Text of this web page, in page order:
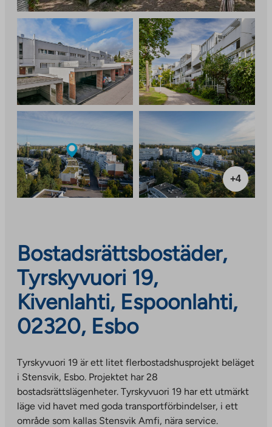
+4
Bostadsrättsbostäder,
Tyrskyvuori 19,
Kivenlahti, Espoonlahti,
02320, Esbo
Tyrskyvuori 19 är ett litet flerbostadshusprojekt beläget
i Stensvik, Esbo. Projektet har 28
bostadsrättslägenheter. Tyrskyvuori 19 har ett utmärkt
läge vid havet med goda transportförbindelser, i ett
område som kallas Stensvik Amfi, nära service.